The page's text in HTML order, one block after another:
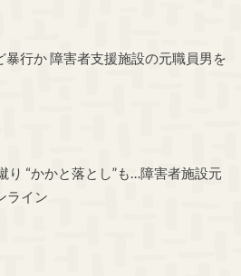
行か 障害者支援施設の元職員男を
り “かかと落とし”も…障害者施設元
ライン